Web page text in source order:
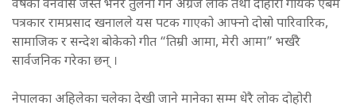
वर्षको वनवास जस्तै भनेर तुलना गर्ने अग्रज लोक तथा दोहोरी गायक एबम
पत्रकार रामप्रसाद खनालले यस पटक गाएको आफ्नो दोस्रो पारिवारिक,
सामाजिक र सन्देश बोकेको गीत “तिम्री आमा, मेरी आमा” भर्खरै
सार्वजनिक गरेका छन् ।
नेपालका अहिलेका चलेका देखी जाने मानेका सम्म धेरै लोक दोहोरी